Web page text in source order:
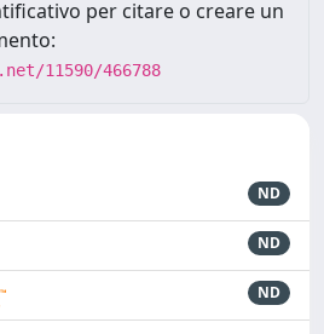
per citare o creare un
11590/466788
ND
ND
ND